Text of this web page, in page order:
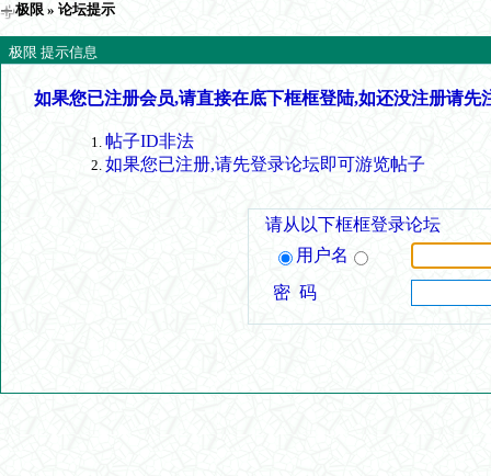
极限 » 论坛提示
极限 提示信息
如果您已注册会员,请直接在底下框框登陆,如还没注册请先
帖子ID非法
如果您已注册,请先登录论坛即可游览帖子
请从以下框框登录论坛
用户名
密 码